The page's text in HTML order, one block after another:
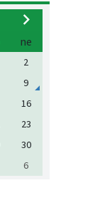
ne
2
9
16
23
30
6